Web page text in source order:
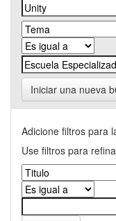
Iniciar una nueva
Adicione filtros para
Use filtros para